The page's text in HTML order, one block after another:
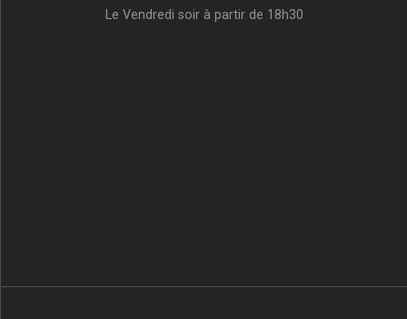
Le Vendredi soir à partir de 18h30